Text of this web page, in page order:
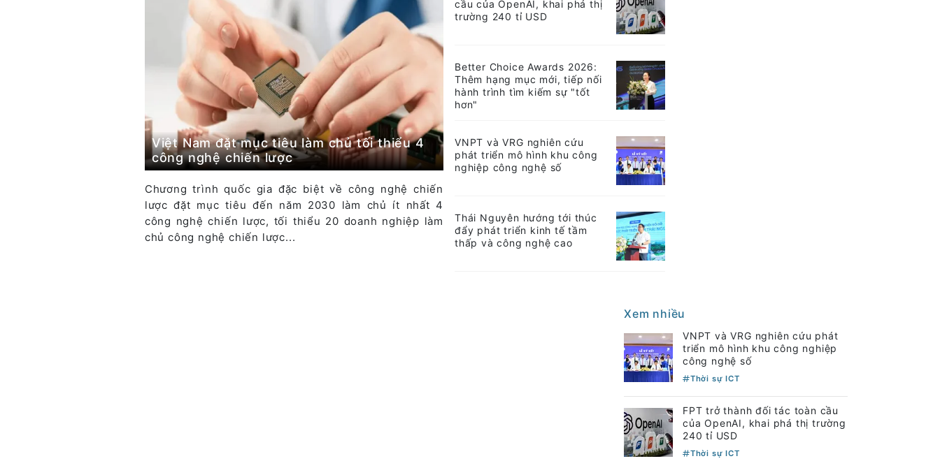
Việt Nam đặt mục tiêu làm chủ tối thiểu 4
công nghệ chiến lược
Chương trình quốc gia đặc biệt về công nghệ chiến
lược đặt mục tiêu đến năm 2030 làm chủ ít nhất 4
công nghệ chiến lược, tối thiểu 20 doanh nghiệp làm
chủ công nghệ chiến lược...
cầu của OpenAI, khai phá thị
trường 240 tỉ USD
Better Choice Awards 2026:
Thêm hạng mục mới, tiếp nối
hành trình tìm kiếm sự "tốt
hơn"
VNPT và VRG nghiên cứu
phát triển mô hình khu công
nghiệp công nghệ số
Thái Nguyên hướng tới thúc
đẩy phát triển kinh tế tầm
thấp và công nghệ cao
Xem nhiều
VNPT và VRG nghiên cứu phát
triển mô hình khu công nghiệp
công nghệ số
Thời sự ICT
FPT trở thành đối tác toàn cầu
của OpenAI, khai phá thị trường
240 tỉ USD
Thời sự ICT